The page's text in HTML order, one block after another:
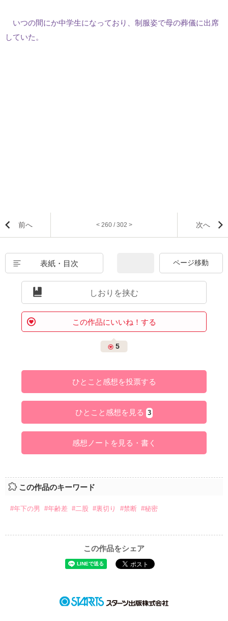
いつの間にか中学生になっており、制服姿で母の葬儀に出席
していた。
前へ < 260 / 302 > 次へ
表紙・目次
しおりを挟む
この作品にいいね！する
5
ひとこと感想を投票する
ひとこと感想を見る 3
感想ノートを見る・書く
この作品のキーワード
#年下の男 #年齢差 #二股 #裏切り #禁断 #秘密
この作品をシェア